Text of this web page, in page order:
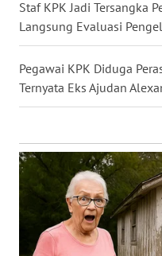
Staf KPK Jadi Tersangka
Langsung Evaluasi
Pegawai KPK Diduga
Ternyata Eks Ajudan
WN
WN
WN
KALBAR
WN
KALTENG